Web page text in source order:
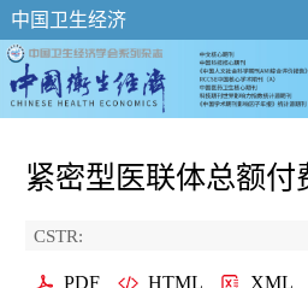
中国卫生经济
紧密型医联体总额付
CSTR:
PDF HTML XML